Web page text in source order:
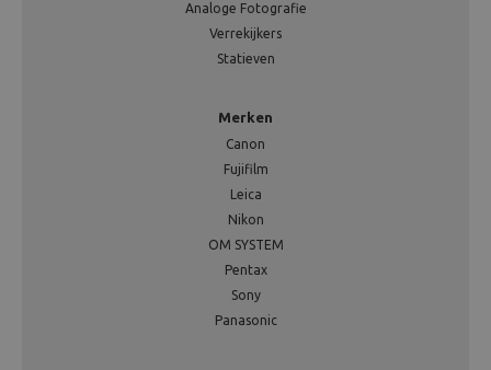
Analoge Fotografie
Verrekijkers
Statieven
Merken
Canon
Fujifilm
Leica
Nikon
OM SYSTEM
Pentax
Sony
Panasonic